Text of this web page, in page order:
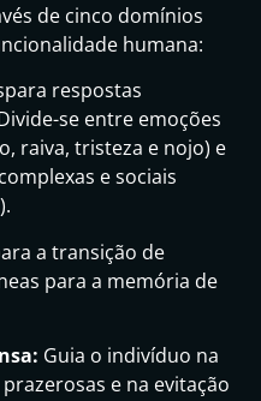
de cinco domínios
humana:
respostas
se entre emoções
raiva, tristeza e nojo) e
e sociais
a transição de
para a memória de
Guia o indivíduo na
e na evitação